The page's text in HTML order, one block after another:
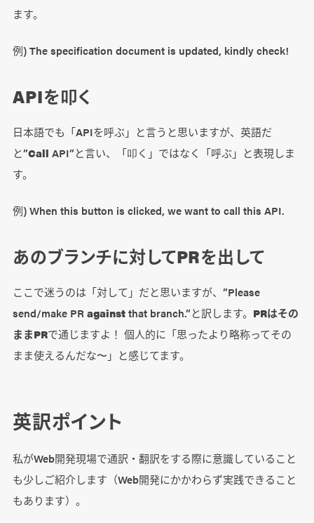
ます。
例) The specification document is updated, kindly check!
APIを叩く
日本語でも「APIを呼ぶ」と言うと思いますが、英語だ
と”Call API”と言い、「叩く」ではなく「呼ぶ」と表現しま
す。
例) When this button is clicked, we want to call this API.
あのブランチに対してPRを出して
ここで迷うのは「対して」だと思いますが、”Please
send/make PR againstthat branch.”と訳します。 PRはその
ままPRで通じますよ！ 個人的に「思ったより略称ってその
まま使えるんだな〜」と感じてます。
英訳ポイント
私がWeb開発現場で通訳・翻訳をする際に意識していること
も少しご紹介します（Web開発にかかわらず実践できること
もあります）。